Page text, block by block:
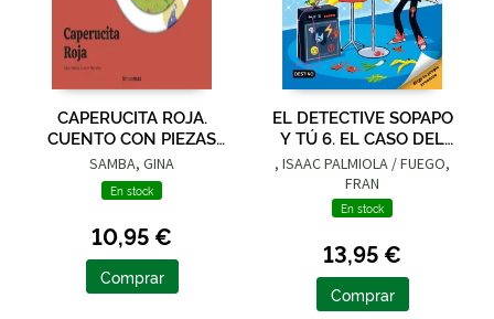
CAPERUCITA ROJA.
CUENTO CON PIEZAS
DESLIZABLES
SAMBA, GINA
En stock
10,95 €
Comprar
EL DETECTIVE SOPAPO
Y TÚ 6. EL CASO DEL
CONCURSO DE
TALENTOS
, ISAAC PALMIOLA / FUEGO,
FRAN
En stock
13,95 €
Comprar